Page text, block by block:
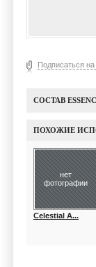
Подписаться
СОСТАВ
ПОХОЖИЕ
нет
фотографии
Celestial A...